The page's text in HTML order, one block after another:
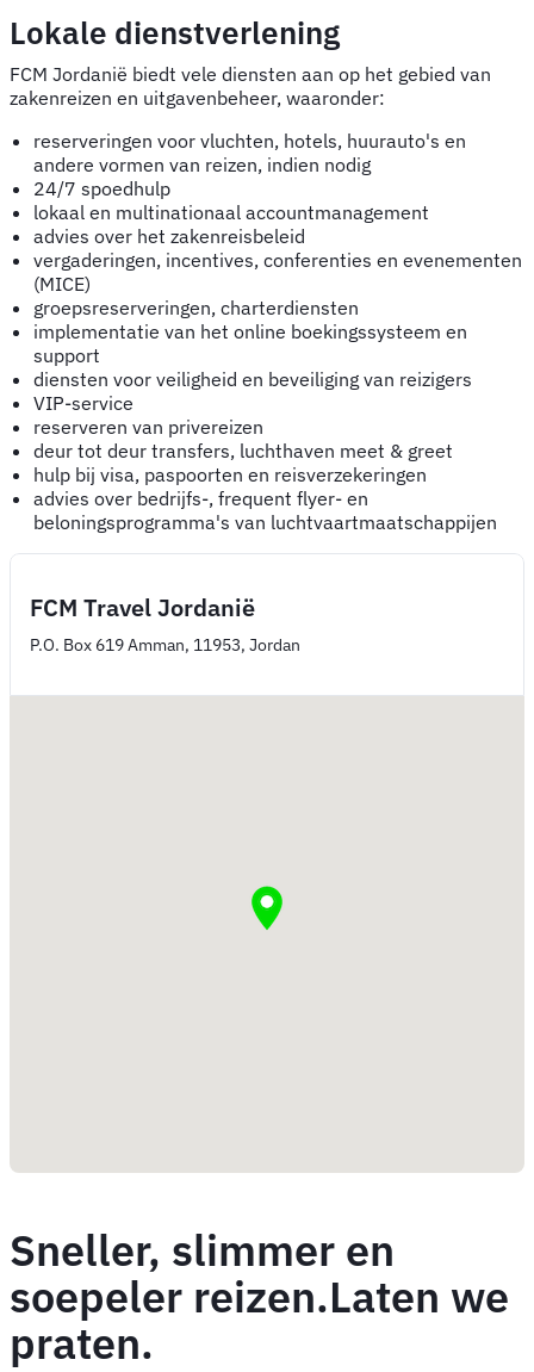
Lokale dienstverlening
FCM Jordanië biedt vele diensten aan op het gebied van
zakenreizen en uitgavenbeheer, waaronder:
reserveringen voor vluchten, hotels, huurauto's en
andere vormen van reizen, indien nodig
24/7 spoedhulp
lokaal en multinationaal accountmanagement
advies over het zakenreisbeleid
vergaderingen, incentives, conferenties en evenementen
(MICE)
groepsreserveringen, charterdiensten
implementatie van het online boekingssysteem en
support
diensten voor veiligheid en beveiliging van reizigers
VIP-service
reserveren van privereizen
deur tot deur transfers, luchthaven meet & greet
hulp bij visa, paspoorten en reisverzekeringen
advies over bedrijfs-, frequent flyer- en
beloningsprogramma's van luchtvaartmaatschappijen
FCM Travel Jordanië
P.O. Box 619 Amman, 11953, Jordan
Sneller, slimmer en
soepeler reizen.Laten we
praten.